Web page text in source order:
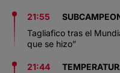
21:55
Tagliafico tras el
que se hizo”
21:44